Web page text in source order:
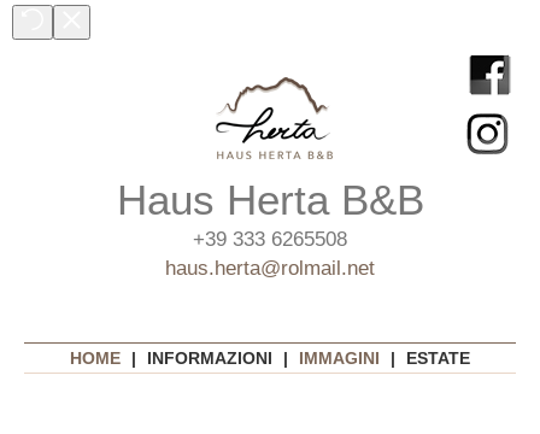
Haus Herta B&B
+39 333 6265508
haus.herta@rolmail.net
HOME | INFORMAZIONI | IMMAGINI | ESTATE